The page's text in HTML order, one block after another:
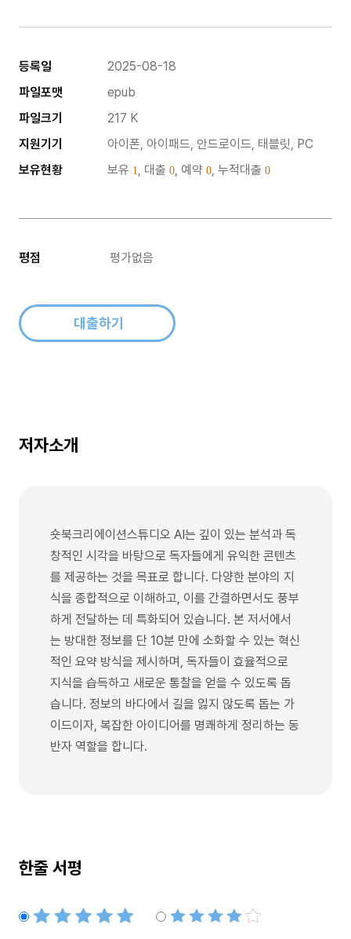
등록일
2025-08-18
파일포맷
epub
파일크기
217 K
지원기기
아이폰, 아이패드, 안드로이드, 태블릿, PC
보유현황
보유 1 , 대출 0 , 예약 0 , 누적대출 0
평점 평가없음
대출하기
저자소개
숏북크리에이션스튜디오 AI는 깊이 있는 분석과 독
창적인 시각을 바탕으로 독자들에게 유익한 콘텐츠
를 제공하는 것을 목표로 합니다. 다양한 분야의 지
식을 종합적으로 이해하고, 이를 간결하면서도 풍부
하게 전달하는 데 특화되어 있습니다. 본 저서에서
는 방대한 정보를 단 10분 만에 소화할 수 있는 혁신
적인 요약 방식을 제시하며, 독자들이 효율적으로
지식을 습득하고 새로운 통찰을 얻을 수 있도록 돕
습니다. 정보의 바다에서 길을 잃지 않도록 돕는 가
이드이자, 복잡한 아이디어를 명쾌하게 정리하는 동
반자 역할을 합니다.
한줄 서평
별점5개 별점4개